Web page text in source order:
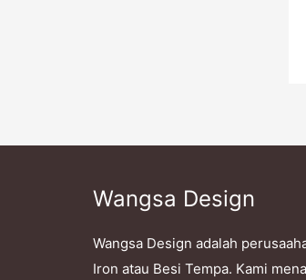
Wangsa Design
Wangsa Design adalah
Iron atau Besi Tempa. Kami